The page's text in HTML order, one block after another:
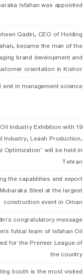
Isfahan was appointed
Qadiri, CEO of Holding
became the man of the
brand development and
orientation in Kishor
in management science
Oil Industry Exhibition with
Industry, Leash Production,
Optimization” will be held in
Tehran
the capabilities and export
Steel at the largest
construction event in Oman
congratulatory message
futsal team of Isfahan Oil
for the Premier League of
the country
booth is the most visited